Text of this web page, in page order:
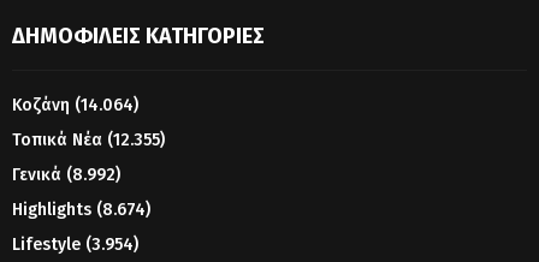
ΔΗΜΟΦΙΛΕΊΣ ΚΑΤΗΓΟΡΊΕΣ
Κοζάνη (14.064)
Τοπικά Νέα (12.355)
Γενικά (8.992)
Highlights (8.674)
Lifestyle (3.954)